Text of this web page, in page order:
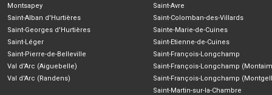
Montsapey
Saint-Alban d'Hurtières
Saint-Georges d'Hurtières
Saint-Léger
Saint-Pierre-de-Belleville
Val d'Arc (Aiguebelle)
Val d'Arc (Randens)
Saint-Avre
Saint-Colomban-des-Villards
Sainte-Marie-de-Cuines
Saint-Etienne-de-Cuines
Saint-François-Longchamp
Saint-François-Longchamp
Saint-François-Longchamp
Saint-Martin-sur-la-Chambre